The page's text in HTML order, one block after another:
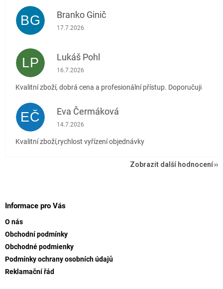
BG Branko Ginič
Hodnocení obchodu je 5 z 5 hvězdiček.
17.7.2026
LP Lukáš Pohl
Hodnocení obchodu je 5 z 5 hvězdiček.
16.7.2026
Kvalitní zboží, dobrá cena a profesionální přístup. Doporučuji
EČ Eva Čermáková
Hodnocení obchodu je 5 z 5 hvězdiček.
14.7.2026
Kvalitní zboží,rychlost vyřízení objednávky
Zobrazit další hodnocení
Informace pro Vás
O nás
Obchodní podmínky
Obchodné podmienky
Podmínky ochrany osobních údajů
Reklamační řád